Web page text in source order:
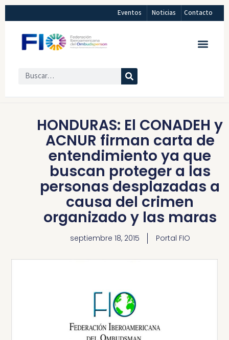
Eventos Noticias Contacto
HONDURAS: El CONADEH y
ACNUR firman carta de
entendimiento ya que
buscan proteger a las
personas desplazadas a
causa del crimen
organizado y las maras
septiembre 18, 2015 Portal FIO